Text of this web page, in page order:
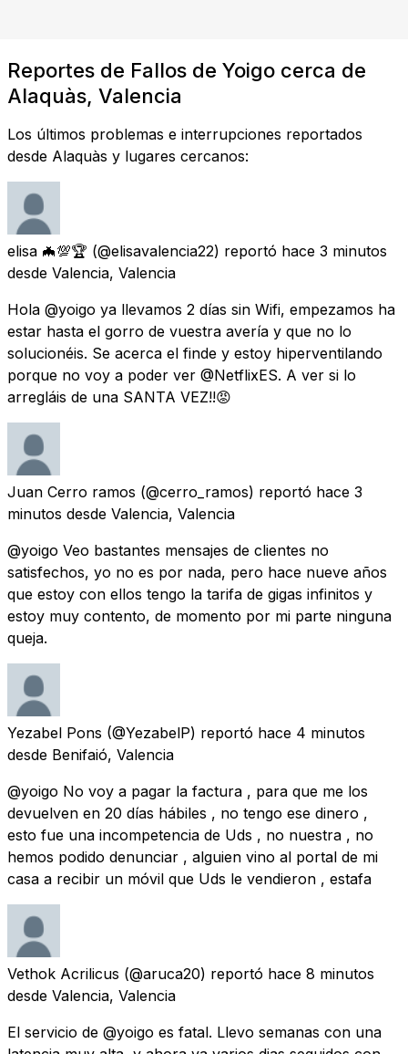
Reportes de Fallos de Yoigo cerca de
Alaquàs, Valencia
Los últimos problemas e interrupciones reportados
desde Alaquàs y lugares cercanos:
elisa 🦇💯🏆 (@elisavalencia22) reportó hace 3 minutos
desde Valencia, Valencia
Hola @yoigo ya llevamos 2 días sin Wifi, empezamos ha
estar hasta el gorro de vuestra avería y que no lo
solucionéis. Se acerca el finde y estoy hiperventilando
porque no voy a poder ver @NetflixES. A ver si lo
arregláis de una SANTA VEZ!!😡
Juan Cerro ramos (@cerro_ramos) reportó hace 3
minutos desde Valencia, Valencia
@yoigo Veo bastantes mensajes de clientes no
satisfechos, yo no es por nada, pero hace nueve años
que estoy con ellos tengo la tarifa de gigas infinitos y
estoy muy contento, de momento por mi parte ninguna
queja.
Yezabel Pons (@YezabelP) reportó hace 4 minutos
desde Benifaió, Valencia
@yoigo No voy a pagar la factura , para que me los
devuelven en 20 días hábiles , no tengo ese dinero ,
esto fue una incompetencia de Uds , no nuestra , no
hemos podido denunciar , alguien vino al portal de mi
casa a recibir un móvil que Uds le vendieron , estafa
Vethok Acrilicus (@aruca20) reportó hace 8 minutos
desde Valencia, Valencia
El servicio de @yoigo es fatal. Llevo semanas con una